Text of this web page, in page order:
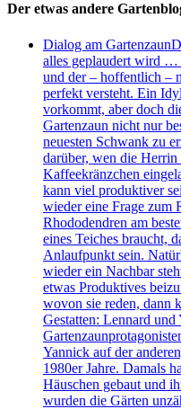
Der etwas andere
Dialog am Gartenzaun
alles geplaudert wird …
und der – hoffentlich –
perfekt versteht. Ein
vorkommt, aber doch
Gartenzaun nicht nur
neuesten Schwank zu
darüber, wen die
Kaffeekränzchen
kann viel produktiver
wieder eine Frage zum
Rhododendren am
eines Teiches braucht,
Anlaufpunkt sein.
wieder ein Nachbar
etwas Produktives
wovon sie reden, dann
Gestatten: Lennard und
Yannick auf der
1980er Jahre. Damals
Häuschen gebaut und
wurden die Gärten